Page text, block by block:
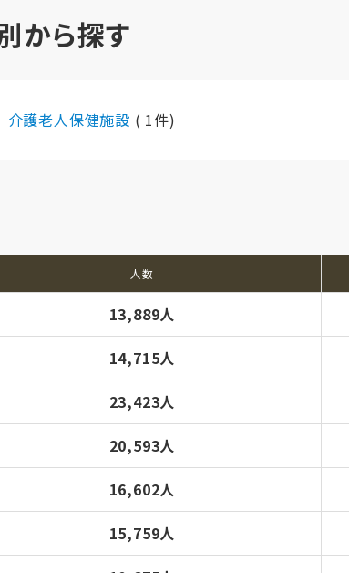
から探す
介護老人保健施設 ( 1件)
人数
13,889人
14,715人
23,423人
20,593人
16,602人
15,759人